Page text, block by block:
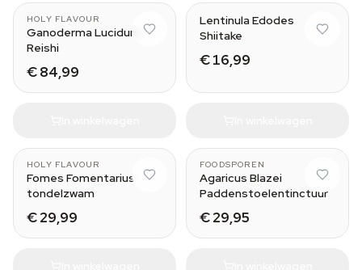
HOLY FLAVOUR
Ganoderma Lucidum
Reishi
€ 84,99
Lentinula Edodes
Shiitake
€ 16,99
HOLY FLAVOUR
Fomes Fomentarius
tondelzwam
€ 29,99
FOODSPOREN
Agaricus Blazei
Paddenstoelentinctuur
€ 29,95